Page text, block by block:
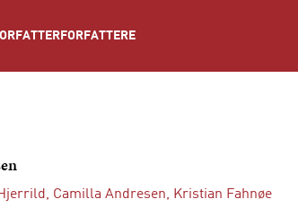
FORFATTERE
, Camilla Andresen, Kristian Fahnøe